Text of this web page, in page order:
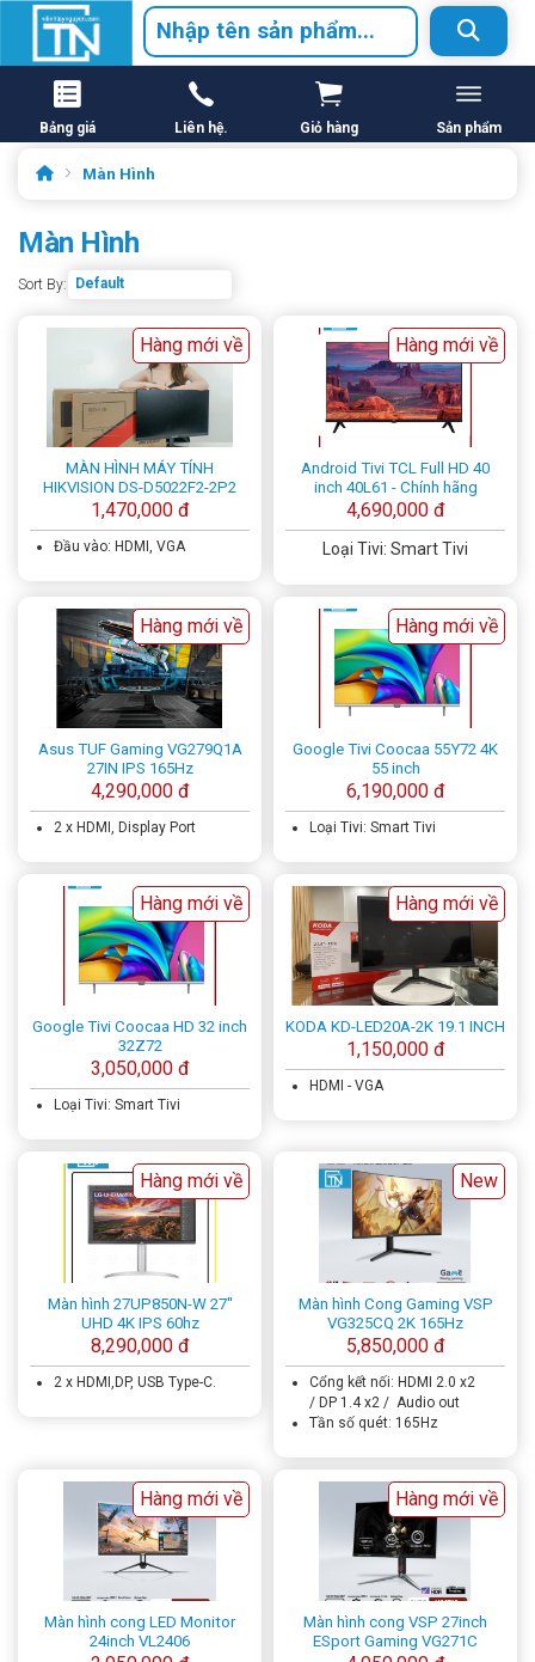
Bảng giá Liên hệ. Giỏ hàng Sản phẩm
Màn Hình
Màn Hình
Sort By:
Hàng mới về
MÀN HÌNH MÁY TÍNH
HIKVISION DS-D5022F2-2P2
1,470,000 đ
Đầu vào: HDMI, VGA
Hàng mới về
Android Tivi TCL Full HD 40
inch 40L61 - Chính hãng
4,690,000 đ
Loại Tivi: Smart Tivi
Hàng mới về
Asus TUF Gaming VG279Q1A
27IN IPS 165Hz
4,290,000 đ
2 x HDMI, Display Port
Hàng mới về
Google Tivi Coocaa 55Y72 4K
55 inch
6,190,000 đ
Loại Tivi: Smart Tivi
Hàng mới về
Google Tivi Coocaa HD 32 inch
32Z72
3,050,000 đ
Loại Tivi: Smart Tivi
Hàng mới về
KODA KD-LED20A-2K 19.1 INCH
1,150,000 đ
HDMI - VGA
Hàng mới về
Màn hình 27UP850N-W 27''
UHD 4K IPS 60hz
8,290,000 đ
2 x HDMI,DP, USB Type-C.
New
Màn hình Cong Gaming VSP
VG325CQ 2K 165Hz
5,850,000 đ
Cổng kết nối: HDMI 2.0 x2
/ DP 1.4 x2 / Audio out
Tần số quét: 165Hz
Hàng mới về
Màn hình cong LED Monitor
24inch VL2406
Hàng mới về
Màn hình cong VSP 27inch
ESport Gaming VG271C